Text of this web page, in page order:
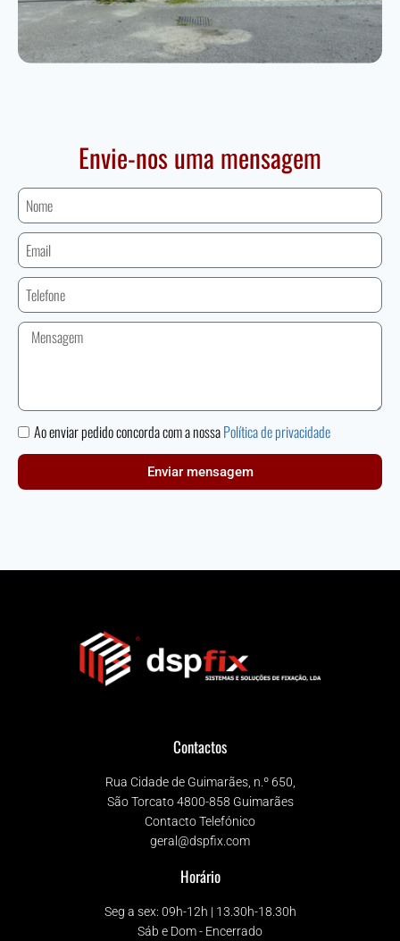
Envie-nos uma mensagem
Ao enviar pedido concorda com a nossaPolítica de privacidade
Enviar mensagem
Contactos
Rua Cidade de Guimarães, n.º 650,
São Torcato 4800-858 Guimarães
Contacto Telefónico
geral@dspfix.com
Horário
Seg a sex: 09h-12h | 13.30h-18.30h
Sáb e Dom - Encerrado